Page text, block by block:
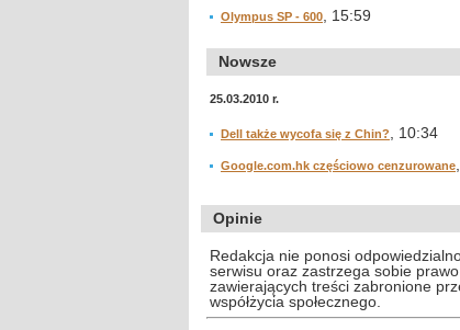
Olympus SP - 600 , 15:59
Nowsze
25.03.2010 r.
Dell także wycofa się z Chin? , 10:34
Google.com.hk częściowo cenzurowane
Opinie
Redakcja nie ponosi
serwisu oraz zastrzega sobie
zawierających treści zabronione
współżycia społecznego.